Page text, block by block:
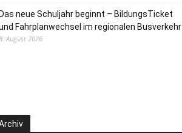
Das neue Schuljahr beginnt – BildungsTicket
Fahrplanwechsel im regionalen Busverkehr
August 2026